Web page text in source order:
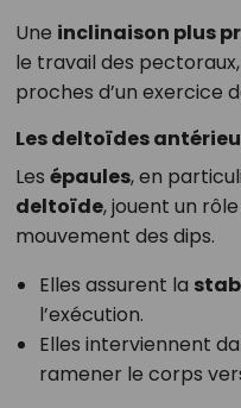
Une inclinaison plus
le travail des
proches d’un exercice
Les deltoïdes
Les épaules, en
deltoïde, jouent un
mouvement des dips.
Elles assurent la
l’exécution.
Elles interviennent
ramener le corps